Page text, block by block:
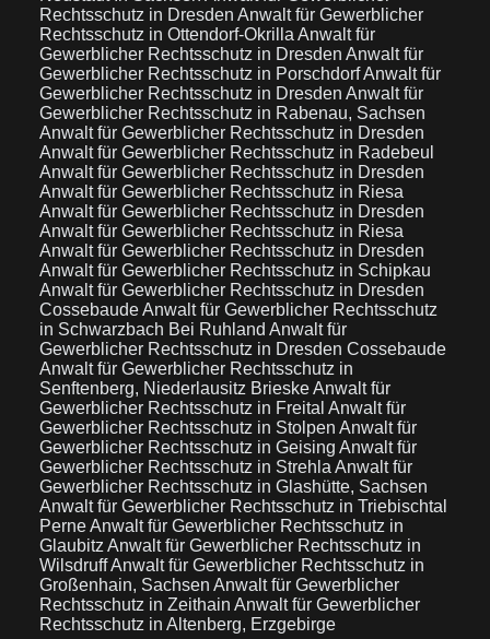
Rechtsschutz in Dresden Anwalt für Gewerblicher
Rechtsschutz in Ottendorf-Okrilla Anwalt für
Gewerblicher Rechtsschutz in Dresden Anwalt für
Gewerblicher Rechtsschutz in PorschdorfAnwalt für
Gewerblicher Rechtsschutz in Dresden Anwalt für
Gewerblicher Rechtsschutz in Rabenau, Sachsen
Anwalt für Gewerblicher Rechtsschutz in Dresden
Anwalt für Gewerblicher Rechtsschutz in Radebeul
Anwalt für Gewerblicher Rechtsschutz in Dresden
Anwalt für Gewerblicher Rechtsschutz in Riesa
Anwalt für Gewerblicher Rechtsschutz in Dresden
Anwalt für Gewerblicher Rechtsschutz in Riesa
Anwalt für Gewerblicher Rechtsschutz in Dresden
Anwalt für Gewerblicher Rechtsschutz in Schipkau
Anwalt für Gewerblicher Rechtsschutz in Dresden
CossebaudeAnwalt für Gewerblicher Rechtsschutz
in Schwarzbach Bei Ruhland Anwalt für
Gewerblicher Rechtsschutz in Dresden Cossebaude
Anwalt für Gewerblicher Rechtsschutz in
Senftenberg, Niederlausitz BrieskeAnwalt für
Gewerblicher Rechtsschutz in Freital Anwalt für
Gewerblicher Rechtsschutz in Stolpen Anwalt für
Gewerblicher Rechtsschutz in Geising Anwalt für
Gewerblicher Rechtsschutz in Strehla Anwalt für
Gewerblicher Rechtsschutz in Glashütte, Sachsen
Anwalt für Gewerblicher Rechtsschutz in Triebischtal
PerneAnwalt für Gewerblicher Rechtsschutz in
Glaubitz Anwalt für Gewerblicher Rechtsschutz in
WilsdruffAnwalt für Gewerblicher Rechtsschutz in
Großenhain, Sachsen Anwalt für Gewerblicher
Rechtsschutz in Zeithain Anwalt für Gewerblicher
Rechtsschutz in Altenberg, Erzgebirge